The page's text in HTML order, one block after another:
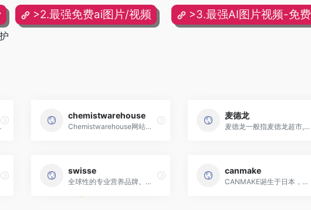
>2.最强免费ai图片/视频 >3.最强AI图片视频-免费
货商店之一
chemistwarehouse
Chemistwarehouse网站是澳洲最大的保健品网站,网站主要销售澳洲本土的天然保健品牌
麦德龙
麦德龙一般指麦德龙超市,麦德龙超市是一家零售批发超市集团
swisse
全球性的专业营养品牌。自成立以来，Swisse一直致力于研发同时具有现代科学认证和传统有效经验的产品
canmake
CANMAKE诞生于日本，于1985年成立，属于日本井田制药株式会社旗下品牌，主营业务是化妆品。